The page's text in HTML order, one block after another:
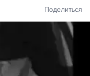
Поделиться